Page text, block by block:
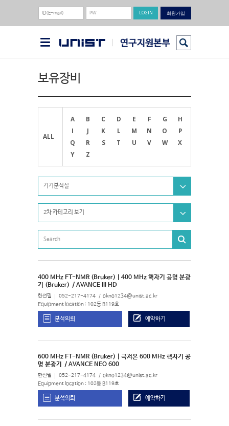
회원가입
보유장비
ALL
A B C D E F G
H
I
J K L M N O
P
Q
R S T U V W
X
Y
Z
기기분석실
2차 카테고리 보기
400 MHz FT-NMR (Bruker) | 400 MHz 핵자기 공명 분광
기 (Bruker) / AVANCE III HD
한선필 052-217-4174 okno1234@unist.ac.kr
Equipment location : 102동 B119호
분석의뢰 예약하기
600 MHz FT-NMR (Bruker) | 극저온 600 MHz 핵자기 공
명 분광기
/ AVANCE NEO 600
한선필 052-217-4174 okno1234@unist.ac.kr
Equipment location : 102동 B119호
분석의뢰 예약하기